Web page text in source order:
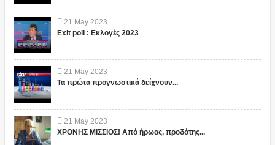
21 May 2023
Exit poll : Εκλογές 2023
21 May 2023
Τα πρώτα προγνωστικά δείχνουν...
21 May 2023
ΧΡΟΝΗΣ ΜΙΣΣΙΟΣ! Από ήρωας, προδότης...